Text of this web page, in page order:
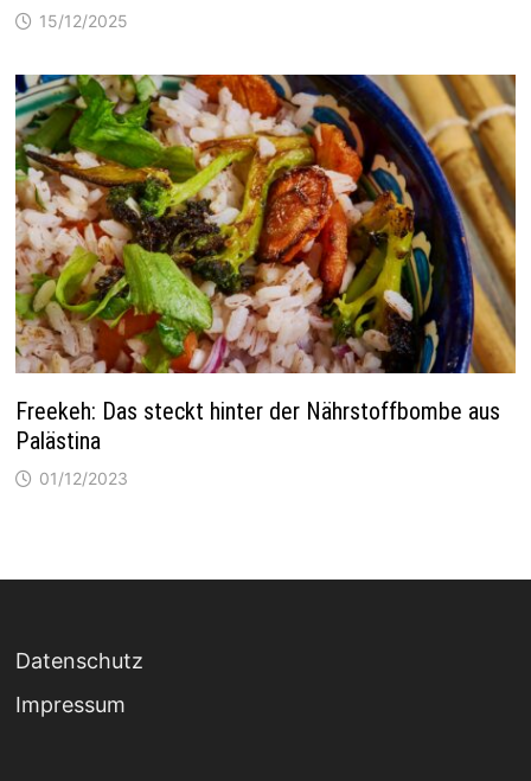
15/12/2025
Freekeh: Das steckt hinter der Nährstoffbombe aus
Palästina
01/12/2023
Datenschutz
Impressum